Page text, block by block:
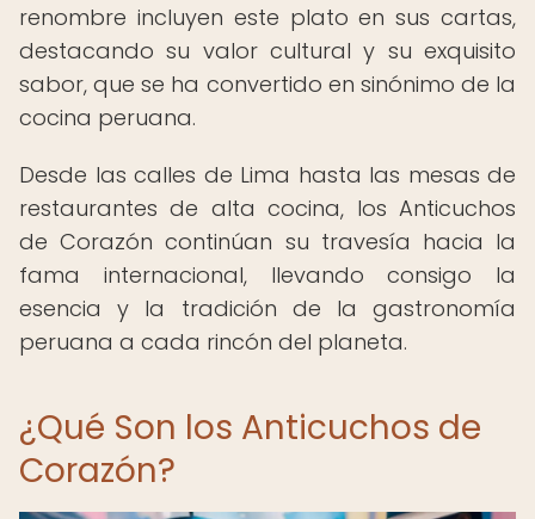
renombre incluyen este plato en sus cartas,
destacando su valor cultural y su exquisito
sabor, que se ha convertido en sinónimo de la
cocina peruana.
Desde las calles de Lima hasta las mesas de
restaurantes de alta cocina, los Anticuchos
de Corazón continúan su travesía hacia la
fama internacional, llevando consigo la
esencia y la tradición de la gastronomía
peruana a cada rincón del planeta.
¿Qué Son los Anticuchos de
Corazón?